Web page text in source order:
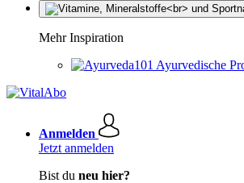
Mehr Inspiration
Ayurvedische
Anmelden
Jetzt anmelden
Bist du neu hier?